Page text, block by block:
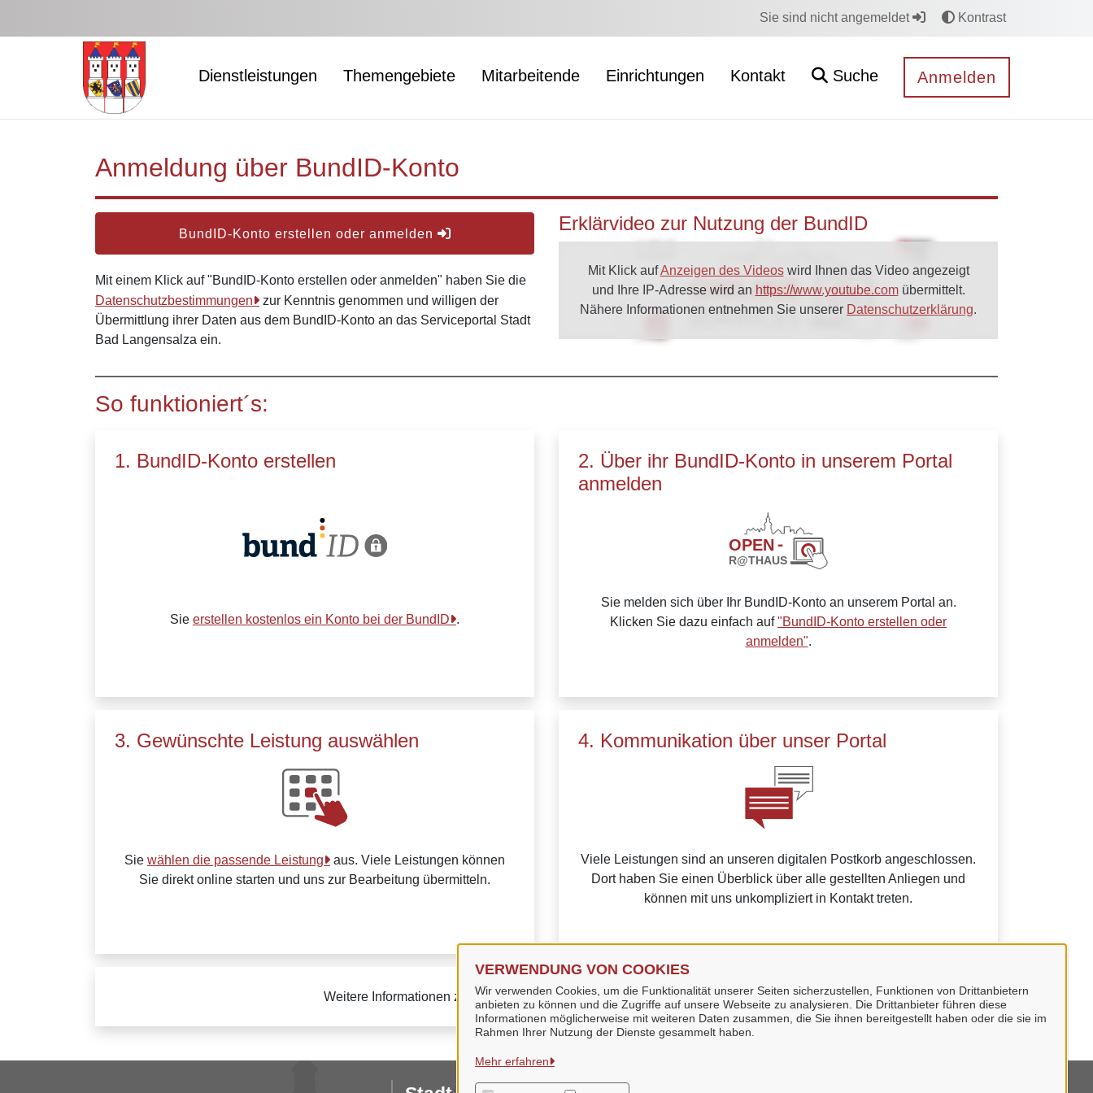
VERWENDUNG VON COOKIES
Wir verwenden Cookies, um die Funktionalität unserer Seiten sicherzustellen, Funktionen von Drittanbietern
anbieten zu können und die Zugriffe auf unsere Webseite zu analysieren. Die Drittanbieter führen diese
Informationen möglicherweise mit weiteren Daten zusammen, die Sie ihnen bereitgestellt haben oder die sie im
Rahmen Ihrer Nutzung der Dienste gesammelt haben.
Mehr erfahren
Sie sind nicht angemeldet Kontrast
Dienstleistungen Themengebiete Mitarbeitende Einrichtungen Kontakt Suche Anmelden
Anmeldung über BundID-Konto
BundID-Konto erstellen oder anmelden
Mit einem Klick auf "BundID-Konto erstellen oder anmelden" haben Sie die
Datenschutzbestimmungen
zur Kenntnis genommen und willigen der
Übermittlung ihrer Daten aus dem BundID-Konto an das Serviceportal Stadt
Bad Langensalza ein.
Erklärvideo zur Nutzung der BundID
Mit Klick aufAnzeigen des Videoswird Ihnen das Video angezeigt
und Ihre IP-Adresse wird an https://www.youtube.comübermittelt.
Nähere Informationen entnehmen Sie unserer Datenschutzerklärung.
So funktioniert´s:
1. BundID-Konto erstellen
Sie erstellen kostenlos ein Konto bei der BundID .
2. Über ihr BundID-Konto in unserem Portal
anmelden
Sie melden sich über Ihr BundID-Konto an unserem Portal an.
Klicken Sie dazu einfach auf"BundID-Konto erstellen oder
anmelden".
3. Gewünschte Leistung auswählen
Sie wählen die passende Leistung
aus. Viele Leistungen können
Sie direkt online starten und uns zur Bearbeitung übermitteln.
4. Kommunikation über unser Portal
Viele Leistungen sind an unseren digitalen Postkorb angeschlossen.
Dort haben Sie einen Überblick über alle gestellten Anliegen und
können mit uns unkompliziert in Kontakt treten.
Weitere Informationen zur BundID finden Sie auf derFAQ-Seite des Bundes.